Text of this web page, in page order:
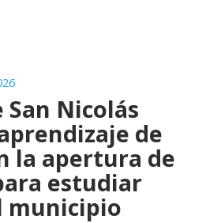
San Nicolás
de
la apertura de
estudiar
municipio